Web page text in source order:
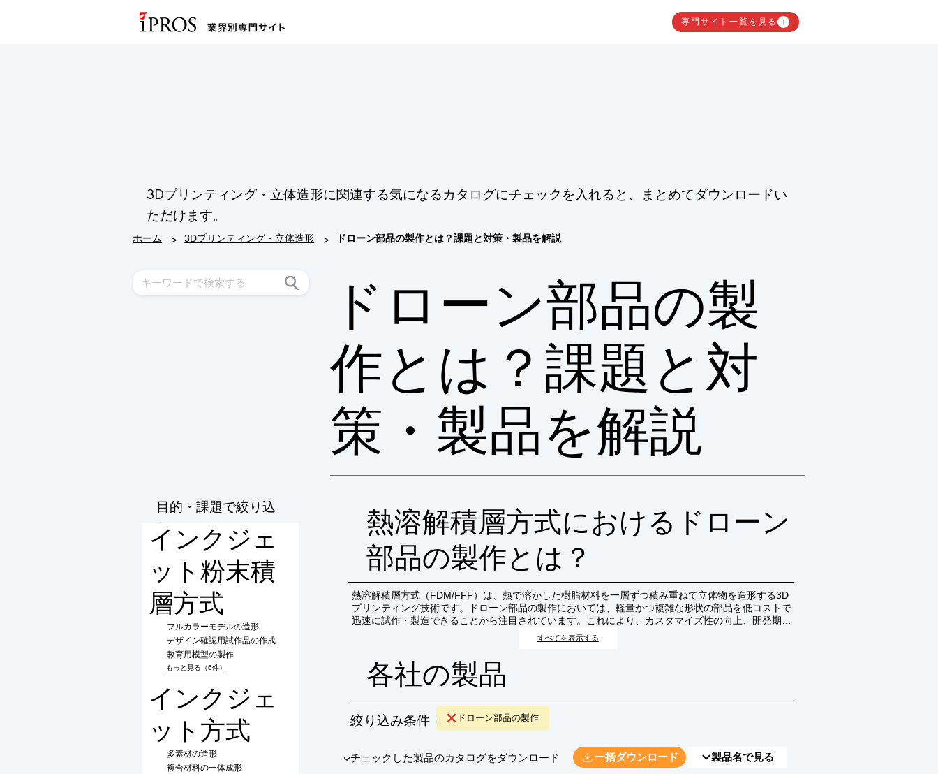
専門サイト一覧を見る
3Dプリンティング・立体造形に関連する気になるカタログにチェックを入れると、まとめてダウンロードい
ただけます。
ホーム > 3Dプリンティング・立体造形 > ドローン部品の製作とは？課題と対策・製品を解説
ドローン部品の製
作とは？課題と対
策・製品を解説
目的・課題で絞り込
む
インクジェ
ット粉末積
層方式
フルカラーモデルの造形
デザイン確認用試作品の作成
教育用模型の製作
もっと見る（6件）
インクジェ
ット方式
多素材の造形
複合材料の一体成形
熱溶解積層方式におけるドローン
部品の製作とは？
熱溶解積層方式（FDM/FFF）は、熱で溶かした樹脂材料を一層ずつ積み重ねて立体物を造形する3D
プリンティング技術です。ドローン部品の製作においては、軽量かつ複雑な形状の部品を低コストで
迅速に試作・製造できることから注目されています。これにより、カスタマイズ性の向上、開発期間
の短縮、製造コストの削減が期待できます。すべてを表示する
各社の製品
絞り込み条件： ドローン部品の製作
​▼チェックした製品のカタログをダウンロード 一括ダウンロード 製品名で見る